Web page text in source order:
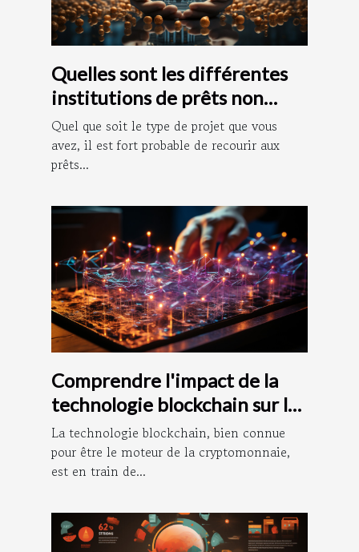
Quelles sont les différentes
institutions de prêts non
bancaires ?
Quel que soit le type de projet que vous
avez, il est fort probable de recourir aux
prêts...
Comprendre l'impact de la
technologie blockchain sur la
comptabilité
La technologie blockchain, bien connue
pour être le moteur de la cryptomonnaie,
est en train de...